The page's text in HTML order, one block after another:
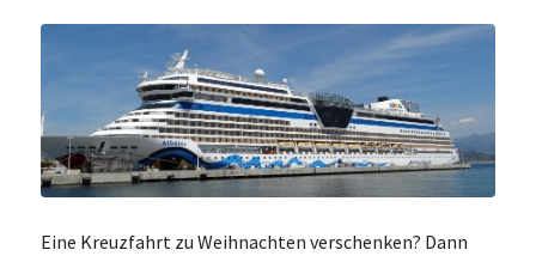
Eine Kreuzfahrt zu Weihnachten verschenken? Dann